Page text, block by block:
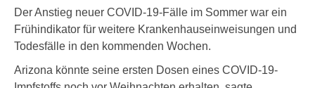
Der Anstieg neuer COVID-19-Fälle im Sommer war ein
Frühindikator für weitere Krankenhauseinweisungen und
Todesfälle in den kommenden Wochen.
Arizona könnte seine ersten Dosen eines COVID-19-